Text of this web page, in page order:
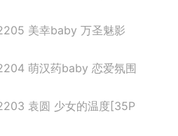
美幸baby 万圣魅影
萌汉药baby 恋爱氛围
袁圆 少女的温度[35P